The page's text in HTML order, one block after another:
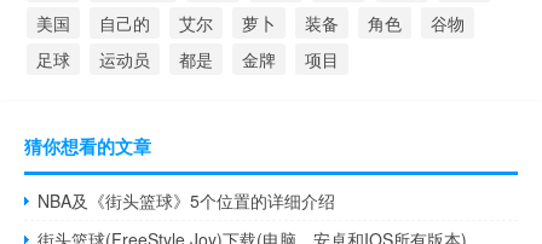
美国
自己的 艾尔 萝卜 装备 角色
谷物
足球
运动员 都是 金牌 项目
猜你想看的文章
NBA及《街头篮球》5个位置的详细介绍
街头篮球(FreeStyle Joy)下载(电脑、安卓和IOS所有版本)